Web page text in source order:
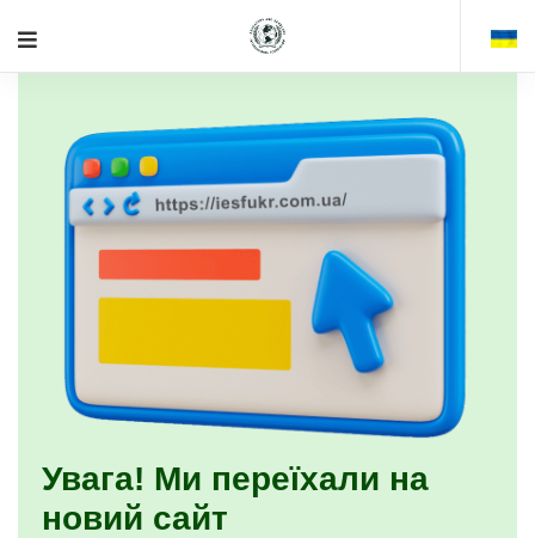
Увага! Ми переїхали на
новий сайт